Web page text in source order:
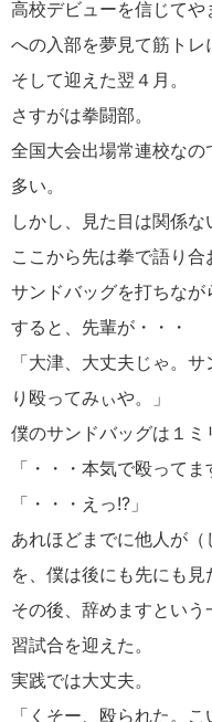
高校デビューを信じて
への入部を夢見て筋トレ
そして迎えた翌４月。
さすがは拳闘部。
全国大会出場常連校な
多い。
しかし、見た目は関係な
ここから先は拳で語り合
サンドバッグを打ちなが
すると、先輩が・・・
「大津、大丈夫じゃ。
り殴ってみぃや。」
僕のサンドバッグは１ミ
「・・・本気で殴ってま
「・・・えっ!?」
あれほどまでに他人が
を、僕は後にも先にも見
その後、辞めますとい
習試合を迎えた。
実践では大丈夫。
「くそー、殴られた。